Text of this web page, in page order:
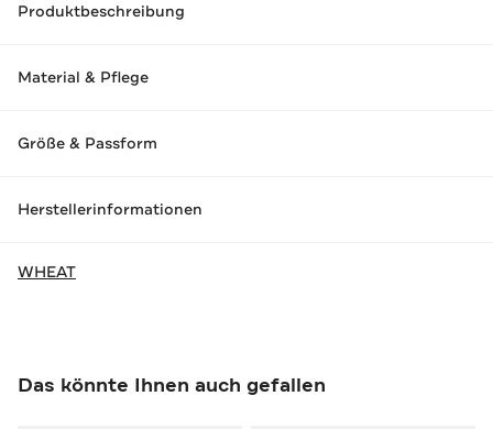
Produktbeschreibung
Material & Pflege
Größe & Passform
Herstellerinformationen
WHEAT
Das könnte Ihnen auch gefallen